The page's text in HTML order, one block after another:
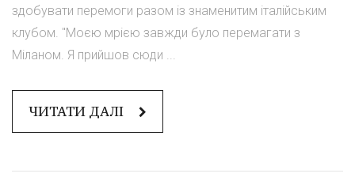
здобувати перемоги разом із знаменитим італійським
клубом. "Моєю мрією завжди було перемагати з
Міланом. Я прийшов сюди ...
ЧИТАТИ ДАЛІ